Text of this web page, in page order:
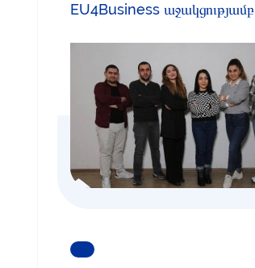
EU4Business աջակցությամբ
ԿԱՐԴԱՑԵՔ ԱՎԵԼԻՆ